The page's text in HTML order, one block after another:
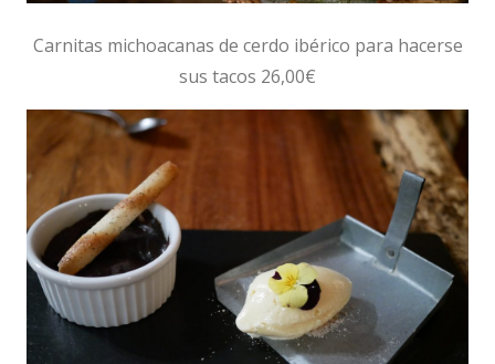
Carnitas michoacanas de cerdo ibérico para hacerse
sus tacos 26,00€